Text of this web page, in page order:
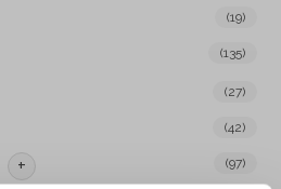
(19)
(135)
(27)
(42)
+ (97)